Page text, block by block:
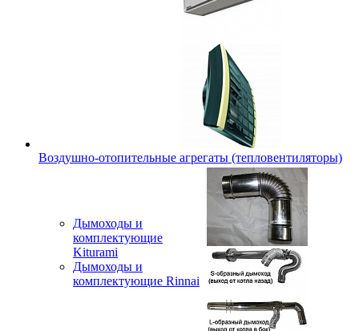
Воздушно-отопительные агрегаты (тепловентиляторы)
Дымоходы и
комплектующие
Kiturami
Дымоходы и
комплектующие Rinnai